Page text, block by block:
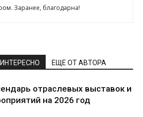
Заранее, благодарна!
ЕЩЕ ОТ АВТОРА
отраслевых выставок и
на 2026 год